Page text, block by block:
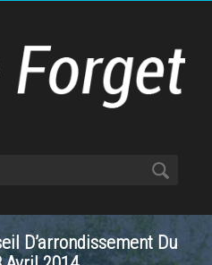
D’arrondissement Du